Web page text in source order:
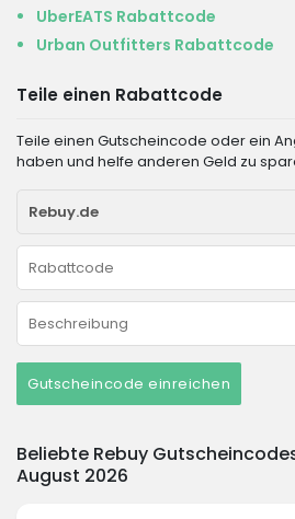
UberEATS Rabattcode
Urban Outfitters Rabattcode
Teile einen Rabattcode
Teile einen Gutscheincode oder ein
haben und helfe anderen Geld zu
Gutscheincode einreichen
Beliebte Rebuy
August 2026